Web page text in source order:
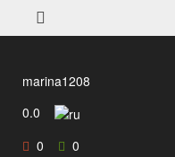
marina1208
0.0
0
0